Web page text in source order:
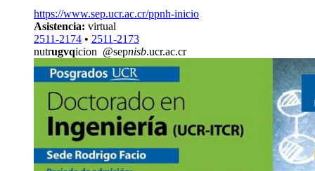
https://www.sep.ucr.ac.cr/ppnh-inicio
Asistencia: virtual
2511-2174 • 2511-2173
nutrugvqicion @sepnisb.ucr.ac.cr